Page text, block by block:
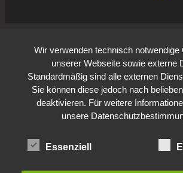
Wir verwenden technisch notwendige
unserer Webseite sowie externe
Standardmäßig sind alle externen
Sie können diese jedoch nach
deaktivieren. Für weitere
unsere
Essenziell